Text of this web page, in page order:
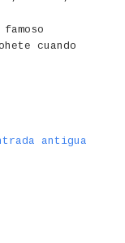
cuando
antigua